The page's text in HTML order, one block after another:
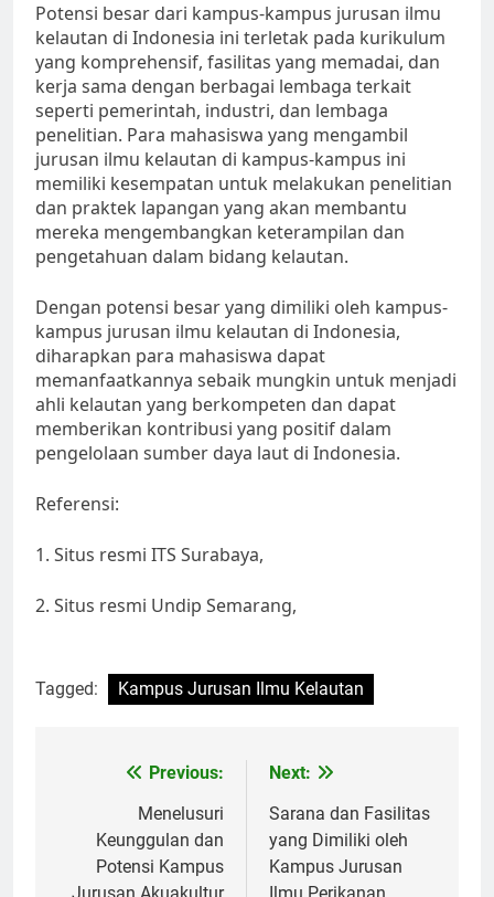
Potensi besar dari kampus-kampus jurusan ilmu
kelautan di Indonesia ini terletak pada kurikulum
yang komprehensif, fasilitas yang memadai, dan
kerja sama dengan berbagai lembaga terkait
seperti pemerintah, industri, dan lembaga
penelitian. Para mahasiswa yang mengambil
jurusan ilmu kelautan di kampus-kampus ini
memiliki kesempatan untuk melakukan penelitian
dan praktek lapangan yang akan membantu
mereka mengembangkan keterampilan dan
pengetahuan dalam bidang kelautan.
Dengan potensi besar yang dimiliki oleh kampus-
kampus jurusan ilmu kelautan di Indonesia,
diharapkan para mahasiswa dapat
memanfaatkannya sebaik mungkin untuk menjadi
ahli kelautan yang berkompeten dan dapat
memberikan kontribusi yang positif dalam
pengelolaan sumber daya laut di Indonesia.
Referensi:
1. Situs resmi ITS Surabaya,
2. Situs resmi Undip Semarang,
Tagged: Kampus Jurusan Ilmu Kelautan
navigation
Previous:
Menelusuri
Keunggulan dan
Potensi Kampus
Next:
Sarana dan Fasilitas
yang Dimiliki oleh
Kampus Jurusan